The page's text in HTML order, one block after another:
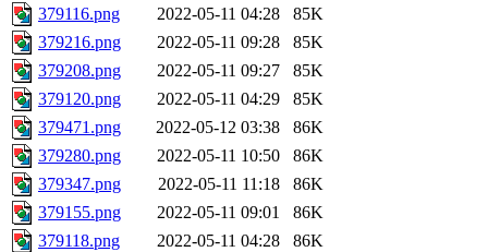
379116.png
2022-05-11 04:28
85K
379216.png
2022-05-11 09:28
85K
379208.png
2022-05-11 09:27
85K
379120.png
2022-05-11 04:29
85K
379471.png
2022-05-12 03:38
86K
379280.png
2022-05-11 10:50
86K
379347.png
2022-05-11 11:18
86K
379155.png
2022-05-11 09:01
86K
379118.png
2022-05-11 04:28
86K